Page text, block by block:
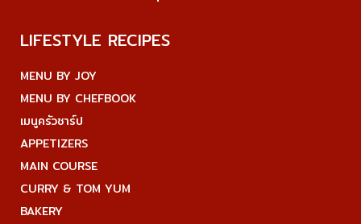
LIFESTYLE RECIPES
MENU BY JOY
MENU BY CHEFBOOK
เมนูครัวชาร์ป
APPETIZERS
MAIN COURSE
CURRY & TOM YUM
BAKERY